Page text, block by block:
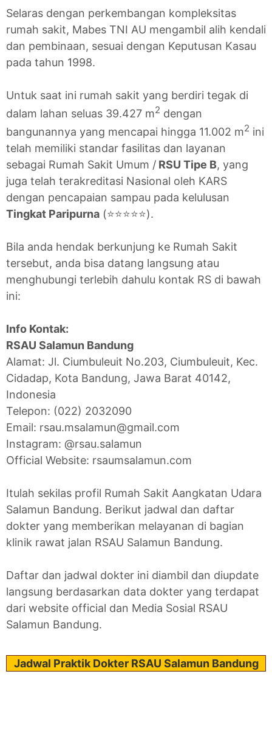
Selaras dengan perkembangan kompleksitas
rumah sakit, Mabes TNI AU mengambil alih kendali
dan pembinaan, sesuai dengan Keputusan Kasau
pada tahun 1998.
Untuk saat ini rumah sakit yang berdiri tegak di
dalam lahan seluas 39.427 m2 dengan
bangunannya yang mencapai hingga 11.002 m2 ini
telah memiliki standar fasilitas dan layanan
sebagai Rumah Sakit Umum / RSU Tipe B, yang
juga telah terakreditasi Nasional oleh KARS
dengan pencapaian sampau pada kelulusan
Tingkat Paripurna (⭐⭐⭐⭐⭐).
Bila anda hendak berkunjung ke Rumah Sakit
tersebut, anda bisa datang langsung atau
menghubungi terlebih dahulu kontak RS di bawah
ini:
Info Kontak:
RSAU Salamun Bandung
Alamat: Jl. Ciumbuleuit No.203, Ciumbuleuit, Kec.
Cidadap, Kota Bandung, Jawa Barat 40142,
Indonesia
Telepon: (022) 2032090
Email: rsau.msalamun@gmail.com
Instagram: @rsau.salamun
Official Website: rsaumsalamun.com
Itulah sekilas profil Rumah Sakit Aangkatan Udara
Salamun Bandung. Berikut jadwal dan daftar
dokter yang memberikan melayanan di bagian
klinik rawat jalan RSAU Salamun Bandung.
Daftar dan jadwal dokter ini diambil dan diupdate
langsung berdasarkan data dokter yang terdapat
dari website official dan Media Sosial RSAU
Salamun Bandung.
Jadwal Praktik Dokter RSAU Salamun Bandung